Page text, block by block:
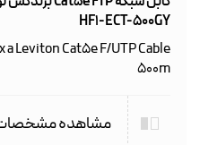
HF1-ECT-500GY
a Leviton Cat5e F/UTP Cable
500m
مشاهده